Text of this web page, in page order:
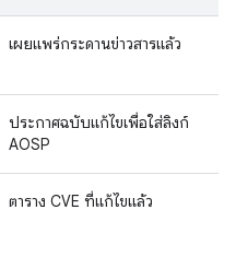
เผยแพร่กระดานข่าวสารแล้ว
ประกาศฉบับแก้ไขเพื่อใส่ลิงก์
AOSP
ตาราง CVE ที่แก้ไขแล้ว